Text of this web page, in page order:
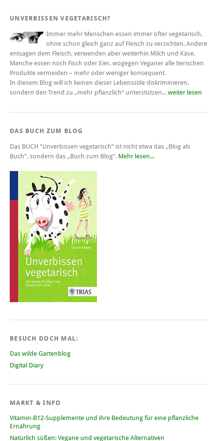
UNVERBISSEN VEGETARISCH?
Immer mehr Menschen essen immer öfter vegetarisch,
ohne schon gleich ganz auf Fleisch zu verzichten. Andere
entsagen dem Fleisch, verwenden aber weiterhin Milch und Käse.
Manche essen noch Fisch oder Eier, wogegen Veganer alle tierischen
Produkte vermeiden – mehr oder weniger konsequent.
In diesem Blog will ich keinen dieser Lebensstile diskriminieren,
sondern den Trend zu „mehr pflanzlich“ unterstützen... weiter lesen
DAS BUCH ZUM BLOG
Das BUCH “Unverbissen vegetarisch” ist nicht etwa das „Blog als
Buch“, sondern das „Buch zum Blog“. Mehr lesen...
BESUCH DOCH MAL:
Das wilde Gartenblog
Digital Diary
MARKT & INFO
Vitamin-B12-Supplemente und ihre Bedeutung für eine pflanzliche
Ernährung
Natürlich süßen: Vegane und vegetarische Alternativen